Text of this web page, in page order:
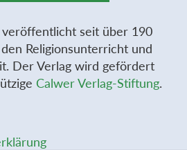
seit über 190
Religionsunterricht und
Der Verlag wird gefördert
Calwer Verlag-Stiftung.